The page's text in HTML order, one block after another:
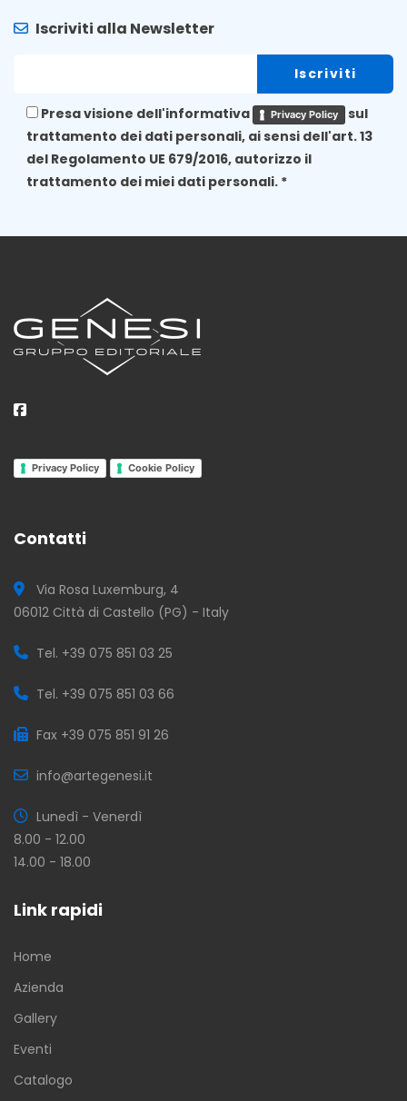
Iscriviti alla Newsletter
Presa visione dell'informativa Privacy Policy
sul
trattamento dei dati personali, ai sensi dell'art. 13
del Regolamento UE 679/2016, autorizzo il
trattamento dei miei dati personali. *
Privacy Policy Cookie Policy
Contatti
Via Rosa Luxemburg, 4
06012 Città di Castello (PG) - Italy
Tel. +39 075 851 03 25
Tel. +39 075 851 03 66
Fax +39 075 851 91 26
info@artegenesi.it
Lunedì - Venerdì
8.00 - 12.00
14.00 - 18.00
Link rapidi
Home
Azienda
Gallery
Eventi
Catalogo